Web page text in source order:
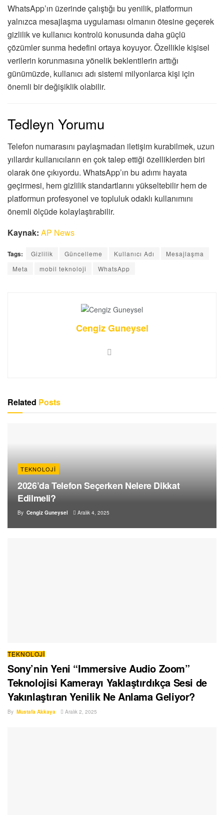
WhatsApp’ın üzerinde çalıştığı bu yenilik, platformun
yalnızca mesajlaşma uygulaması olmanın ötesine geçerek
gizlilik ve kullanıcı kontrolü konusunda daha güçlü
çözümler sunma hedefini ortaya koyuyor. Özellikle kişisel
verilerin korunmasına yönelik beklentilerin arttığı
günümüzde, kullanıcı adı sistemi milyonlarca kişi için
önemli bir değişiklik olabilir.
Tedleyn Yorumu
Telefon numarasını paylaşmadan iletişim kurabilmek, uzun
yıllardır kullanıcıların en çok talep ettiği özelliklerden biri
olarak öne çıkıyordu. WhatsApp’ın bu adımı hayata
geçirmesi, hem gizlilik standartlarını yükseltebilir hem de
platformun profesyonel ve topluluk odaklı kullanımını
önemli ölçüde kolaylaştırabilir.
Kaynak: AP News
Tags: Gizlilik Güncelleme Kullanıcı Adı
Mesajlaşma
Meta
mobil teknoloji WhatsApp
Cengiz Guneysel
Related Posts
TEKNOLOJI
2026’da Telefon Seçerken Nelere Dikkat
Edilmeli?
By Cengiz Guneysel Aralık 4, 2025
TEKNOLOJI
Sony’nin Yeni “Immersive Audio Zoom”
Teknolojisi Kamerayı Yaklaştırdıkça Sesi de
Yakınlaştıran Yenilik Ne Anlama Geliyor?
By Mustafa Akkaya Aralık 2, 2025